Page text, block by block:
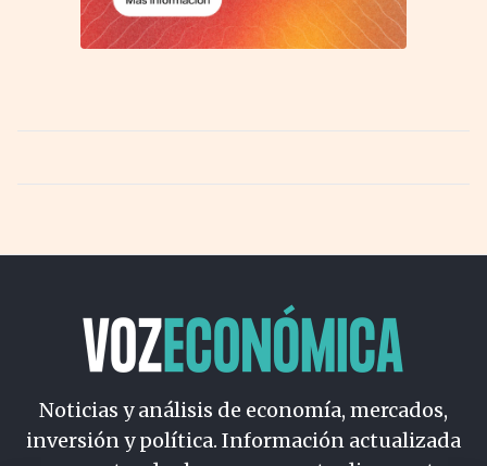
Noticias y análisis de economía, mercados,
inversión y política. Información actualizada